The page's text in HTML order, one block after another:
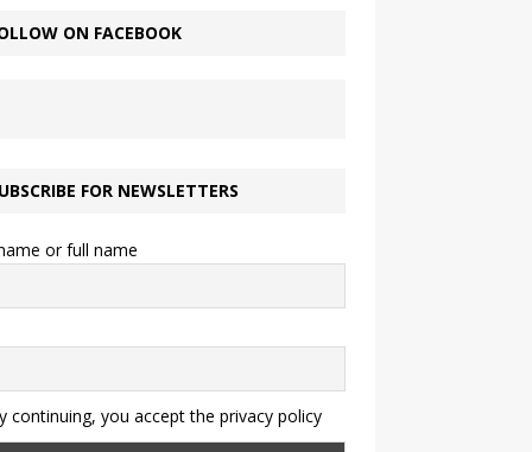
ON FACEBOOK
FOR NEWSLETTERS
or full name
continuing, you accept the privacy policy